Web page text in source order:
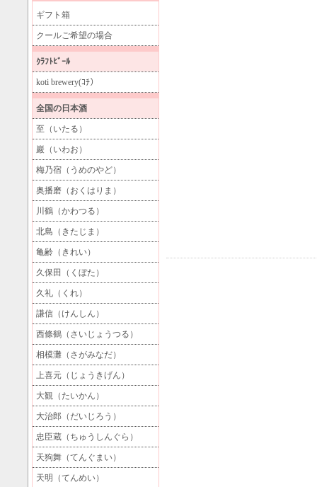
ギフト箱
クールご希望の場合
ｸﾗﾌﾄﾋﾞｰﾙ
koti brewery(ｺﾁ）
全国の日本酒
至（いたる）
巖（いわお）
梅乃宿（うめのやど）
奥播磨（おくはりま）
川鶴（かわつる）
北島（きたじま）
亀齢（きれい）
久保田（くぼた）
久礼（くれ）
謙信（けんしん）
西條鶴（さいじょうつる）
相模灘（さがみなだ）
上喜元（じょうきげん）
大観（たいかん）
大治郎（だいじろう）
忠臣蔵（ちゅうしんぐら）
天狗舞（てんぐまい）
天明（てんめい）